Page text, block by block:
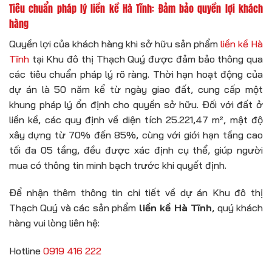
Tiêu chuẩn pháp lý liền kề Hà Tĩnh: Đảm bảo quyền lợi khách
hàng
Quyền lợi của khách hàng khi sở hữu sản phẩm liền kề Hà
Tĩnh tại Khu đô thị Thạch Quý được đảm bảo thông qua
các tiêu chuẩn pháp lý rõ ràng. Thời hạn hoạt động của
dự án là 50 năm kể từ ngày giao đất, cung cấp một
khung pháp lý ổn định cho quyền sở hữu. Đối với đất ở
liền kề, các quy định về diện tích 25.221,47 m², mật độ
xây dựng từ 70% đến 85%, cùng với giới hạn tầng cao
tối đa 05 tầng, đều được xác định cụ thể, giúp người
mua có thông tin minh bạch trước khi quyết định.
Để nhận thêm thông tin chi tiết về dự án Khu đô thị
Thạch Quý và các sản phẩm liền kề Hà Tĩnh, quý khách
hàng vui lòng liên hệ:
Hotline 0919 416 222